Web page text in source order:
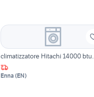
climatizzatore Hitachi 14000 btu.
Enna (EN)